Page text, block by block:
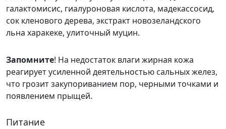
галактомисис, гиалуроновая кислота, мадекассосид,
сок кленового дерева, экстракт новозеландского
льна харакеке, улиточный муцин.
Запомните! На недостаток влаги жирная кожа
реагирует усиленной деятельностью сальных желез,
что грозит закупориванием пор, черными точками и
появлением прыщей.
Питание